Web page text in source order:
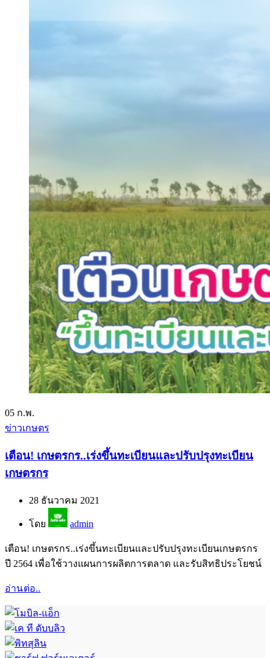
05 ก.พ.
ข่าวเกษตร
เตือน! เกษตรกร..เร่งขึ้นทะเบียนและปรับปรุงทะเบียน
เกษตรกร
28 ธันวาคม 2021
โดย admin
เตือน! เกษตรกร..เร่งขึ้นทะเบียนและปรับปรุงทะเบียนเกษตรกร
ปี 2564 เพื่อใช้วางแผนการผลิตการตลาด และรับสิทธิประโยชน์
อ่านต่อ..